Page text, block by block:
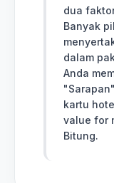
dua
Banyak
dalam
Anda
kartu
value for
Bitung.